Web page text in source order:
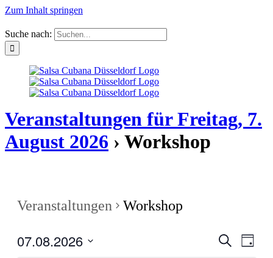
Zum Inhalt springen
Suche nach:
Veranstaltungen für Freitag, 7.
August 2026 › Workshop
Veranstaltungen Workshop
Suche
Tag
07.08.2026